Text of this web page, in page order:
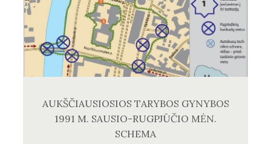
AUKŠČIAUSIOSIOS TARYBOS GYNYBOS
1991 M. SAUSIO-RUGPJŪČIO MĖN.
SCHEMA